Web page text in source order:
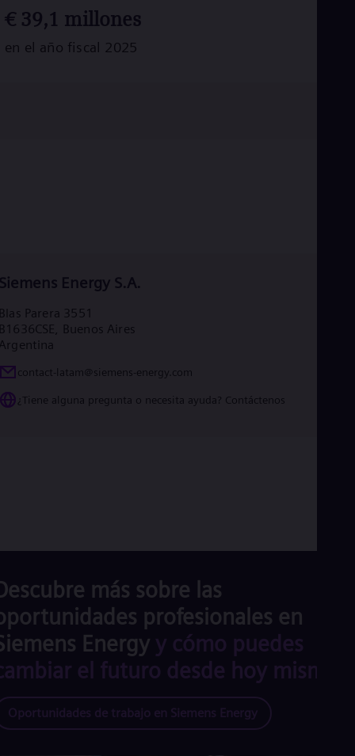
€ 39,1 millones
en el año fiscal 2025
Energy S.A.
Parera 3551
Buenos Aires
contact-latam@siemens-energy.com
¿Tiene alguna pregunta o necesita ayuda? Contáctenos
más sobre las
profesionales en
Energy y cómo puedes
el futuro desde hoy mismo.
Oportunidades de trabajo en Siemens Energy